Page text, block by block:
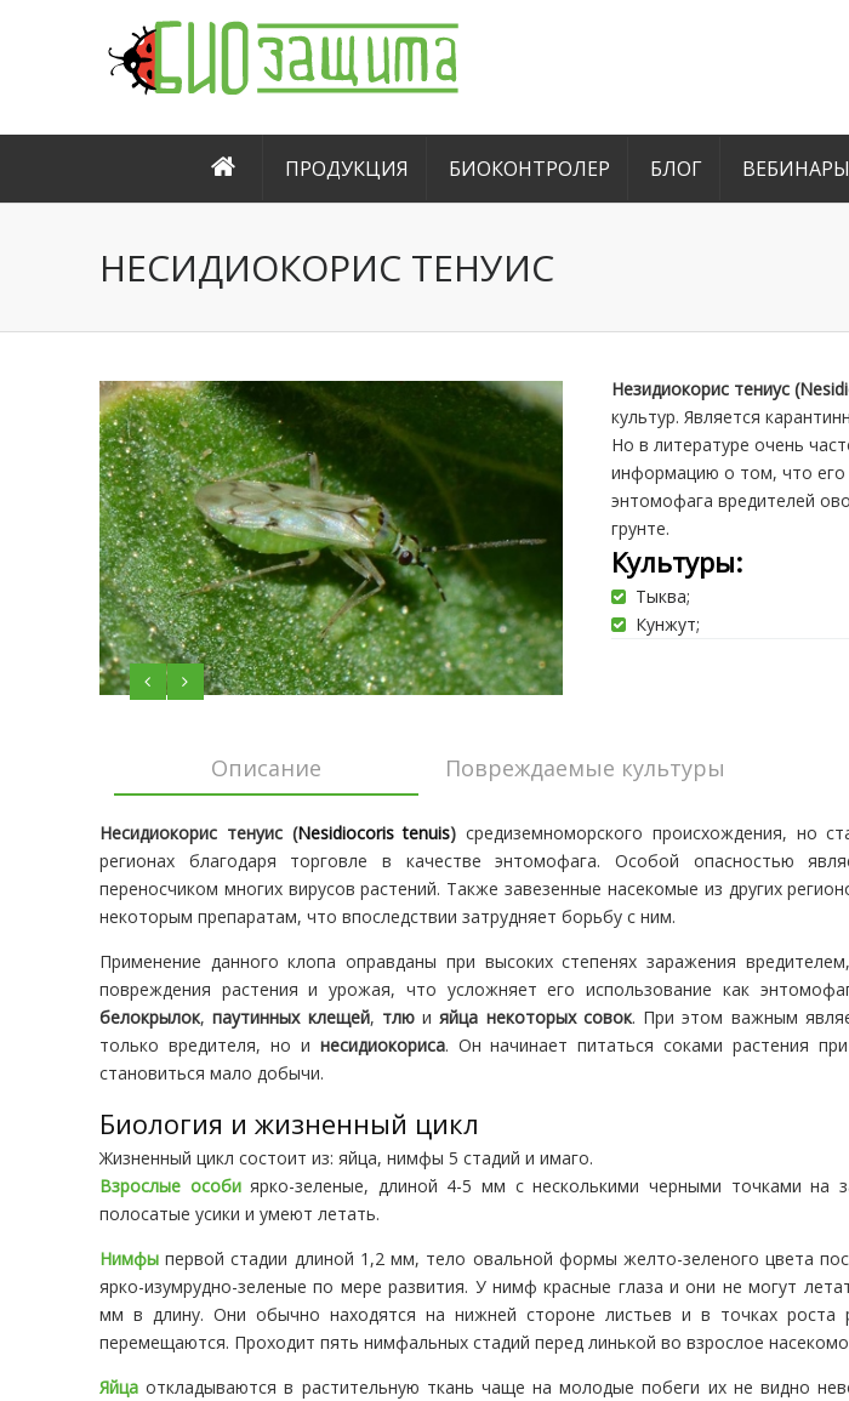
ПРОДУКЦИЯ БИОКОНТРОЛЕР БЛОГ ВЕБИНАРЫ
НЕСИДИОКОРИС ТЕНУИС
Незидиокорис тениус
культур. Является
Но в литературе очень
информацию о том, что его
энтомофага вредителей
грунте.
Культуры:
Тыква;
Кунжут;
Описание Повреждаемые культуры
Несидиокорис тенуис (Nesidiocoris tenuis) средиземноморского происхождения, но
регионах благодаря торговле в качестве энтомофага. Особой опасностью
переносчиком многих вирусов растений. Также завезенные насекомые из других
некоторым препаратам, что впоследствии затрудняет борьбу с ним.
Применение данного клопа оправданы при высоких степенях заражения
повреждения растения и урожая, что усложняет его использование как
белокрылок,паутинных клещей, тлюияйца некоторых совок. При этом важным
только вредителя, но и несидиокориса. Он начинает питаться соками растения
становиться мало добычи.
Биология и жизненный цикл
Жизненный цикл состоит из: яйца, нимфы 5 стадий и имаго.
Взрослые особиярко-зеленые, длиной 4-5 мм с несколькими черными точками на
полосатые усики и умеют летать.
Нимфы первой стадии длиной 1,2 мм, тело овальной формы желто-зеленого цвета
ярко-изумрудно-зеленые по мере развития. У нимф красные глаза и они не могут
мм в длину. Они обычно находятся на нижней стороне листьев и в точках роста
перемещаются. Проходит пять нимфальных стадий перед линькой во взрослое
Яйца откладываются в растительную ткань чаще на молодые побеги их не видно